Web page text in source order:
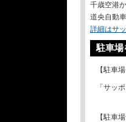
千歳空港
道央自動
詳細はサ
駐車場
【駐車場
「サッ
【駐車